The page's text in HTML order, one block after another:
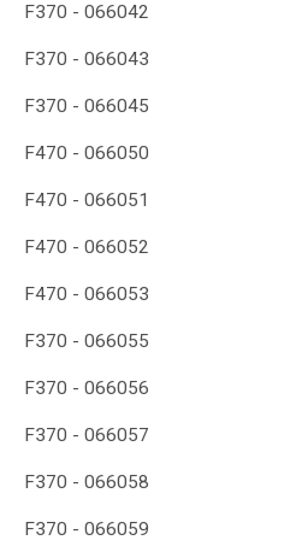
F370 - 066042
F370 - 066043
F370 - 066045
F470 - 066050
F470 - 066051
F470 - 066052
F470 - 066053
F370 - 066055
F370 - 066056
F370 - 066057
F370 - 066058
F370 - 066059